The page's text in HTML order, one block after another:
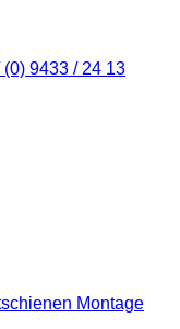
(0) 9433 / 24 13
Montage